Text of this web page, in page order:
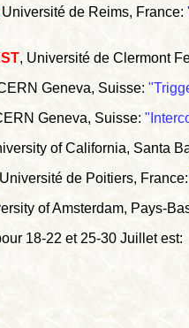
Université de Reims, France:
, Université de Clermont
Geneva, Suisse:
Geneva, Suisse:
of California, Santa
de Poitiers, France:
of Amsterdam, Pays-
18-22 et 25-30 Juillet est: